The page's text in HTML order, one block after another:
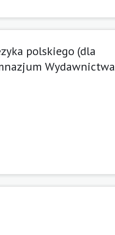
polskiego (dla
Wydawnictwa